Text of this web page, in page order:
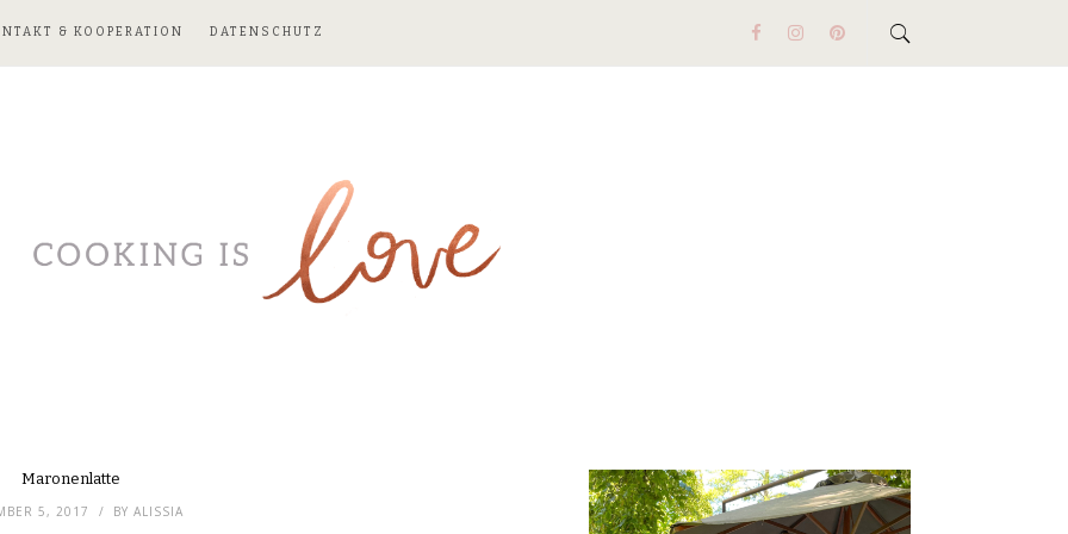
& KOOPERATION DATENSCHUTZ
Maronenlatte
5, 2017 BY ALISSIA